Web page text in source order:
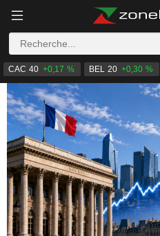
CAC 40 +0,17 % BEL 20 +0,30 %